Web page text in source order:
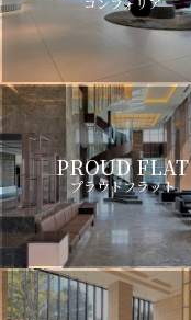
PROUD FLAT
プラウドフラット